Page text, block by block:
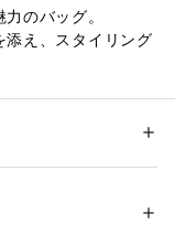
のバッグ。
添え、スタイリング
高い一品。